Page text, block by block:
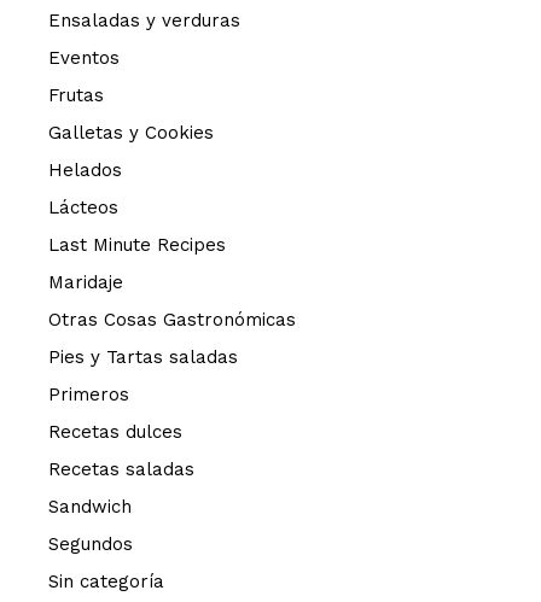
Ensaladas y verduras
Eventos
Frutas
Galletas y Cookies
Helados
Lácteos
Last Minute Recipes
Maridaje
Otras Cosas Gastronómicas
Pies y Tartas saladas
Primeros
Recetas dulces
Recetas saladas
Sandwich
Segundos
Sin categoría